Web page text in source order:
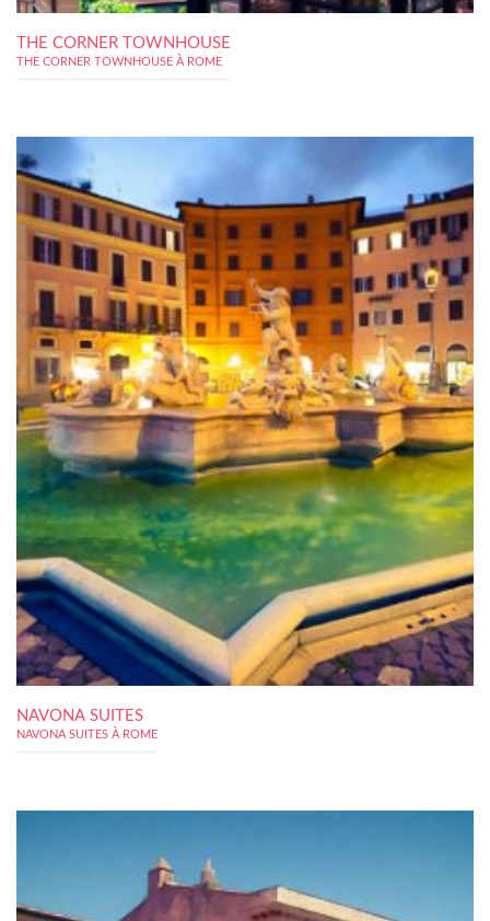
THE CORNER TOWNHOUSE
THE CORNER TOWNHOUSE À ROME
NAVONA SUITES
NAVONA SUITES À ROME